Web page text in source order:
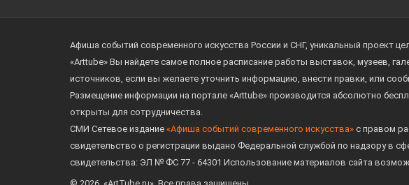
Афиша событий современного искусства России и СНГ, уникальный проект
«Arttube» Вы найдете самое полное расписание работы выставок, музеев,
источников, если вы желаете уточнить информацию, внести правки, или
Размещение информации на портале «Arttube» производится абсолютно
открыты для сотрудничества.
СМИ Сетевое издание «Афиша событий современного искусства» с правом
свидетельство о регистрации выдано Федеральной службой по надзору в
свидетельства: ЭЛ № ФС 77 - 64301 Использование материалов сайта
© 2026. «ArtTube.ru». Все права защищены.